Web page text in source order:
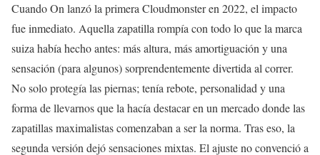
Cuando On lanzó la primera Cloudmonster en 2022, el impacto
fue inmediato. Aquella zapatilla rompía con todo lo que la marca
suiza había hecho antes: más altura, más amortiguación y una
sensación (para algunos) sorprendentemente divertida al correr.
No solo protegía las piernas; tenía rebote, personalidad y una
forma de llevarnos que la hacía destacar en un mercado donde las
zapatillas maximalistas comenzaban a ser la norma. Tras eso, la
segunda versión dejó sensaciones mixtas. El ajuste no convenció a